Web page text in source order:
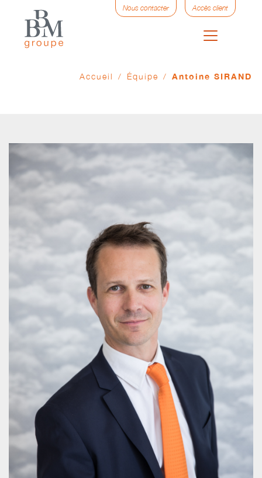
Nous contacter Accès client
Accueil / Équipe / Antoine SIRAND